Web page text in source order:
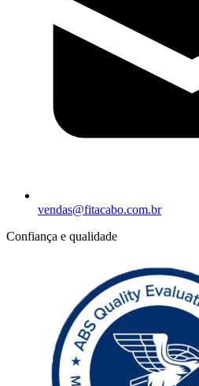
vendas@fitacabo.com.br
Confiança e qualidade